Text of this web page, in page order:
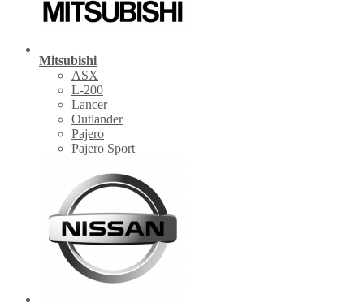
Mitsubishi
ASX
L-200
Lancer
Outlander
Pajero
Pajero Sport